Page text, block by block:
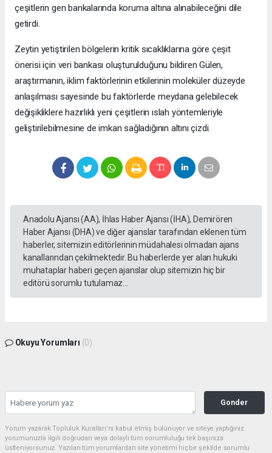
çeşitlerin gen bankalarında koruma altına alınabileceğini dile
getirdi.
Zeytin yetiştirilen bölgelerin kritik sıcaklıklarına göre çeşit
önerisi için veri bankası oluşturulduğunu bildiren Gülen,
araştırmanın, iklim faktörlerinin etkilerinin moleküler düzeyde
anlaşılması sayesinde bu faktörlerde meydana gelebilecek
değişikliklere hazırlıklı yeni çeşitlerin ıslah yöntemleriyle
geliştirilebilmesine de imkan sağladığının altını çizdi.
Anadolu Ajansı (AA), İhlas Haber Ajansı (İHA), Demirören
Haber Ajansı (DHA) ve diğer ajanslar tarafından eklenen tüm
haberler, sitemizin editörlerinin müdahalesi olmadan ajans
kanallarından çekilmektedir. Bu haberlerde yer alan hukuki
muhataplar haberi geçen ajanslar olup sitemizin hiç bir
editörü sorumlu tutulamaz...
Okuyu Yorumları (0)
Gonder
Yorum yazarak Topluluk Kuralları’nı kabul etmiş bulunuyor ve siteye yaptığınız
yorumunuzla ilgili doğrudan veya dolaylı tüm sorumluluğu tek başınıza
üstleniyorsunuz. Yazılan tüm yorumlardan site yönetimi hiçbir şekilde sorumlu